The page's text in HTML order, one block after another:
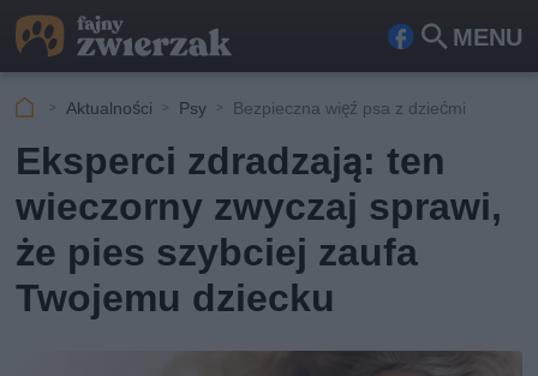
MENU
Fa
ook
Szu
kaj
Aktualności Psy Bezpieczna więź psa z dziećmi
Eksperci zdradzają: ten
wieczorny zwyczaj sprawi,
że pies szybciej zaufa
Twojemu dziecku